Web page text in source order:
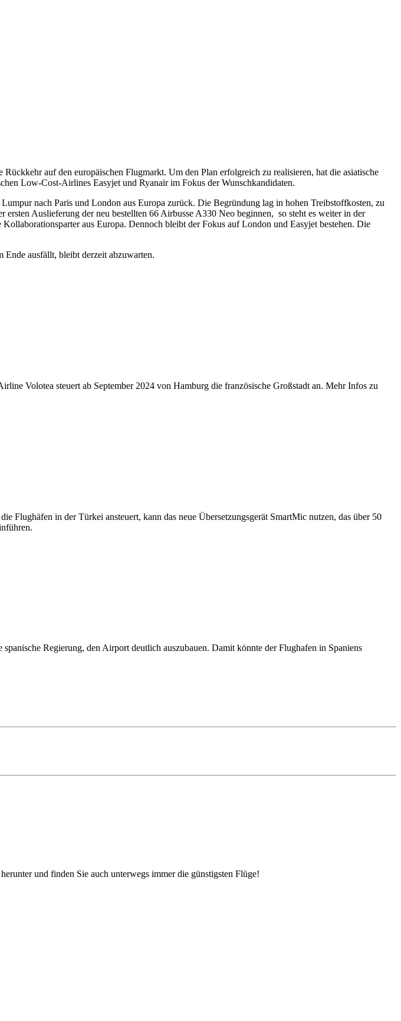
auf den europäischen Flugmarkt. Um den Plan erfolgreich zu realisieren, hat die asiatische
Low-Cost-Airlines Easyjet und Ryanair im Fokus der Wunschkandidaten.
nach Paris und London aus Europa zurück. Die Begründung lag in hohen Treibstoffkosten, zu
Auslieferung der neu bestellten 66 Airbusse A330 Neo beginnen, so steht es weiter in der
aus Europa. Dennoch bleibt der Fokus auf London und Easyjet bestehen. Die
ausfällt, bleibt derzeit abzuwarten.
Volotea steuert ab September 2024 von Hamburg die französische Großstadt an. Mehr Infos zu
Flughäfen in der Türkei ansteuert, kann das neue Übersetzungsgerät SmartMic nutzen, das über 50
Regierung, den Airport deutlich auszubauen. Damit könnte der Flughafen in Spaniens
und finden Sie auch unterwegs immer die günstigsten Flüge!